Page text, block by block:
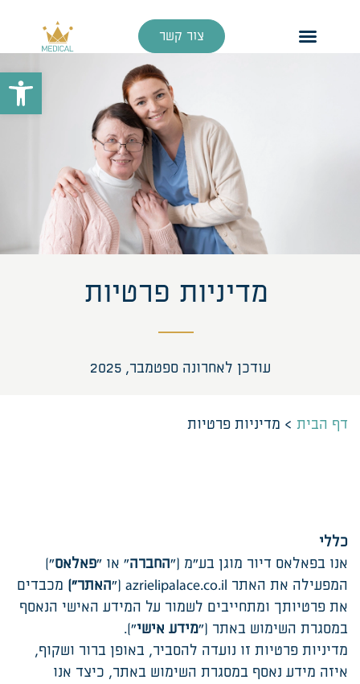
פתח
צור קשר
מדיניות פרטיות
עודכן לאחרונה ספטמבר, 2025
דף הבית > מדיניות פרטיות
כללי
אנו בפאלאס דיור מוגן בע"מ ("החברה" או "פאלאס")
המפעילה את האתר azrielipalace.co.il ("
האתר") מכבדים
את פרטיותך ומתחייבים לשמור על המידע האישי הנאסף
במסגרת השימוש באתר ("מידע אישי").
מדיניות פרטיות זו נועדה להסביר, באופן ברור ושקוף,
איזה מידע נאסף במסגרת השימוש באתר, כיצד אנו